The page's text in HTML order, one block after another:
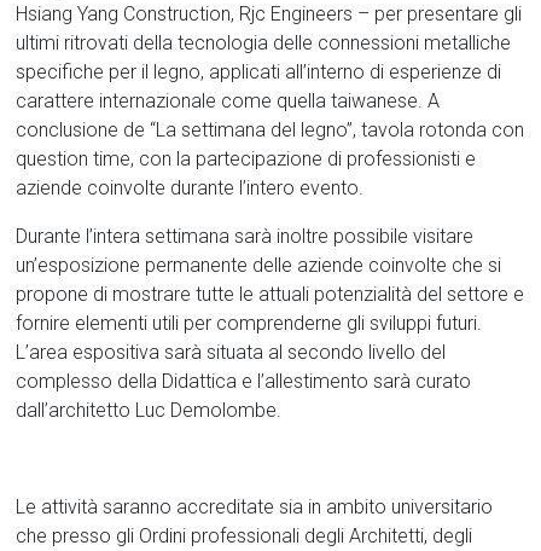
Hsiang Yang Construction, Rjc Engineers – per presentare gli
ultimi ritrovati della tecnologia delle connessioni metalliche
specifiche per il legno, applicati all’interno di esperienze di
carattere internazionale come quella taiwanese. A
conclusione de “La settimana del legno”, tavola rotonda con
question time, con la partecipazione di professionisti e
aziende coinvolte durante l’intero evento.
Durante l’intera settimana sarà inoltre possibile visitare
un’esposizione permanente delle aziende coinvolte che si
propone di mostrare tutte le attuali potenzialità del settore e
fornire elementi utili per comprenderne gli sviluppi futuri.
L’area espositiva sarà situata al secondo livello del
complesso della Didattica e l’allestimento sarà curato
dall’architetto Luc Demolombe.
Le attività saranno accreditate sia in ambito universitario
che presso gli Ordini professionali degli Architetti, degli